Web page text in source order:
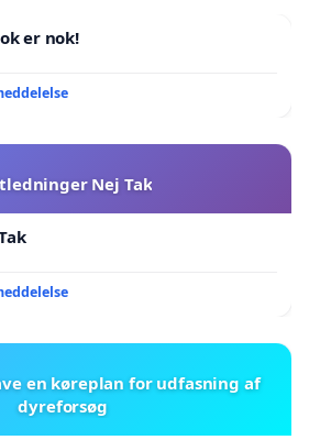
er nok!
Nej Tak
en køreplan for udfasning af
dyreforsøg